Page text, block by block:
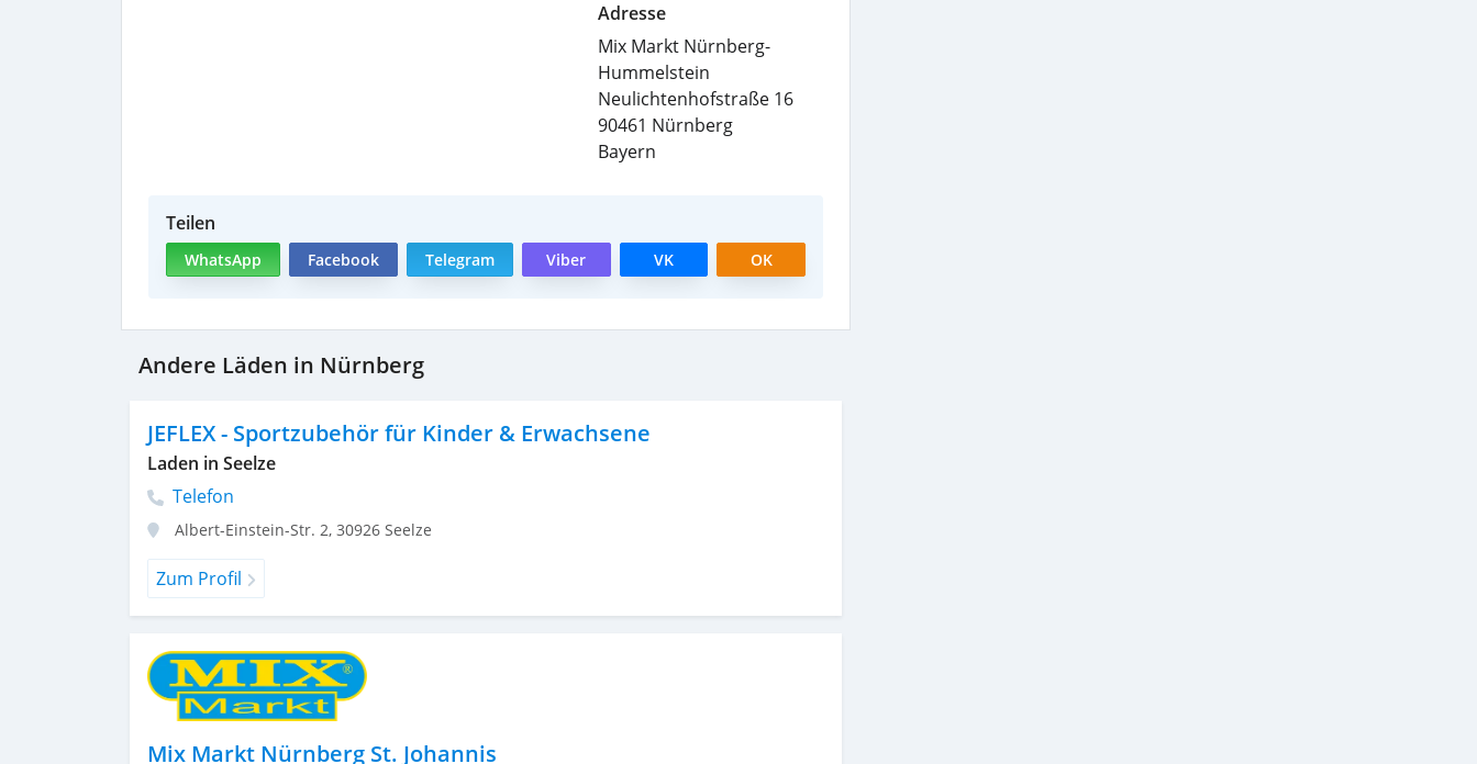
Adresse
Mix Markt Nürnberg-
Hummelstein
Neulichtenhofstraße 16
90461 Nürnberg
Bayern
Teilen
WhatsApp Facebook Telegram Viber VK OK
Andere Läden in Nürnberg
JEFLEX - Sportzubehör für Kinder & Erwachsene
Laden in Seelze
Telefon
Albert-Einstein-Str. 2, 30926 Seelze
Zum Profil
Mix Markt Nürnberg St. Johannis